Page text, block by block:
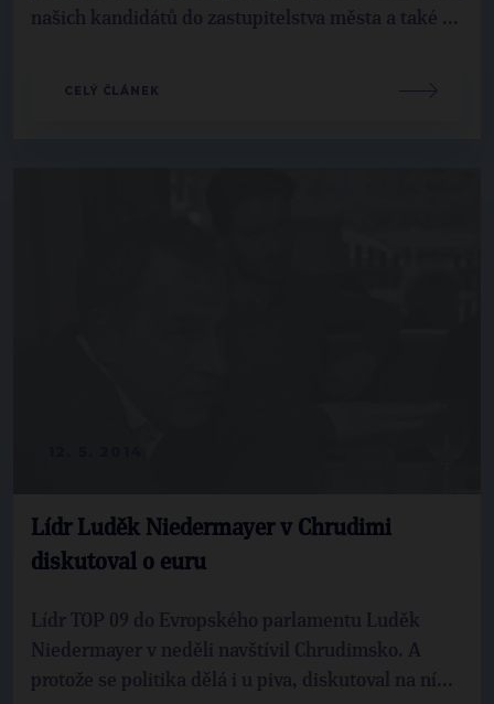
našich kandidátů do zastupitelstva města a také ...
CELÝ ČLÁNEK
Lídr Luděk Niedermayer v Chrudimi
diskutoval o euru
Lídr TOP 09 do Evropského parlamentu Luděk
Niedermayer v neděli navštívil Chrudimsko. A
protože se politika dělá i u piva, diskutoval na ní...